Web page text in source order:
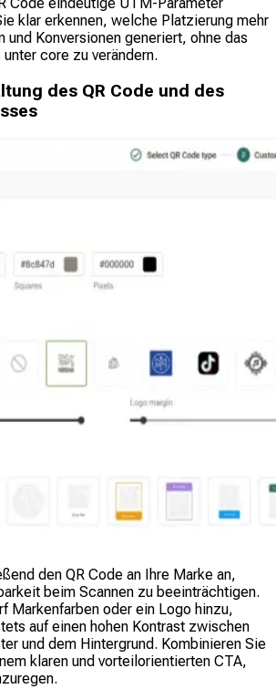
klar erkennen, welche Platzierung mehr
und Konversionen generiert, ohne das
core zu verändern.
des QR Code und des
den QR Code an Ihre Marke an,
beim Scannen zu beeinträchtigen.
Markenfarben oder ein Logo hinzu,
auf einen hohen Kontrast zwischen
und dem Hintergrund. Kombinieren Sie
klaren und vorteilorientierten CTA,